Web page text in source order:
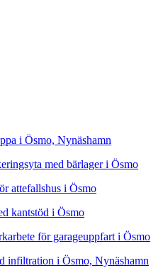
i Ösmo, Nynäshamn
med bärlager i Ösmo
attefallshus i Ösmo
kantstöd i Ösmo
för garageuppfart i Ösmo
infiltration i Ösmo, Nynäshamn